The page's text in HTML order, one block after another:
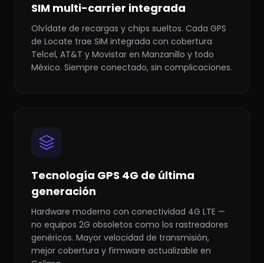
SIM multi-carrier integrada
Olvídate de recargas y chips sueltos. Cada GPS
de Locate trae SIM integrada con cobertura
Telcel, AT&T y Movistar en Manzanillo y todo
México. Siempre conectado, sin complicaciones.
Tecnología GPS 4G de última
generación
Hardware moderno con conectividad 4G LTE —
no equipos 2G obsoletos como los rastreadores
genéricos. Mayor velocidad de transmisión,
mejor cobertura y firmware actualizable en